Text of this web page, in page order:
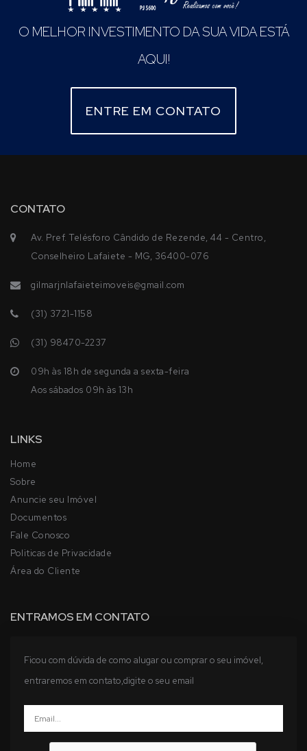
O MELHOR INVESTIMENTO DA SUA VIDA ESTÁ
AQUI!
ENTRE EM CONTATO
CONTATO
Av. Pref. Telésforo Cândido de Rezende, 44 - Centro,
Conselheiro Lafaiete - MG, 36400-076
gilmarjnlafaieteimoveis@gmail.com
(31) 3721-1158
(31) 98470-2237
09h às 18h de segunda a sexta-feira
Aos sábados 09h às 13h
LINKS
Home
Sobre
Anuncie seu Imóvel
Documentos
Fale Conosco
Politicas de Privacidade
Área do Cliente
ENTRAMOS EM CONTATO
Ficou com dúvida de como alugar ou comprar o seu imóvel,
entraremos em contato,digite o seu email